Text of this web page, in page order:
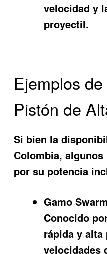
velocidad y
proyectil.
Ejemplos
Pistón de
Si bien la
Colombia,
por su potencia
Gamo
Conocido
rápida y
velocidades